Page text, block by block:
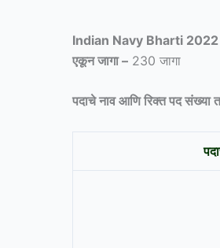
Indian Navy Bharti 2022
एकून जागा – 230 जागा
पदाचे नाव आणि रिक्त पद संख्या